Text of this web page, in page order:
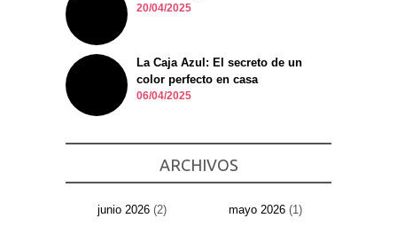
20/04/2025
La Caja Azul: El secreto de un
color perfecto en casa
06/04/2025
ARCHIVOS
junio 2026 (2) mayo 2026(1)